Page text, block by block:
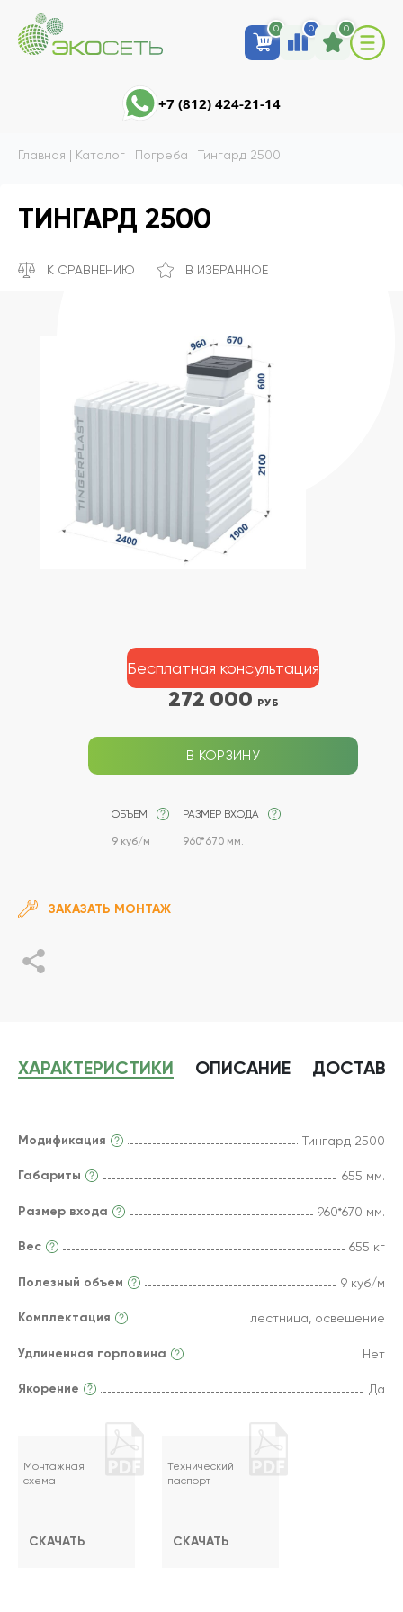
0 0 0
+7 (812) 424-21-14
Главная | Каталог | Погреба | Тингард 2500
ТИНГАРД 2500
К СРАВНЕНИЮ В ИЗБРАННОЕ
272 000 РУБ
В КОРЗИНУ
Бесплатная консультация
ОБЪЕМ
9 куб/м
РАЗМЕР ВХОДА
960*670 мм.
ЗАКАЗАТЬ МОНТАЖ
ХАРАКТЕРИСТИКИ ОПИСАНИЕ
Модификация Тингард 2500
Габариты 655 мм.
Размер входа 960*670 мм.
Вес 655 кг
Полезный объем 9 куб/м
Комплектация лестница, освещение
Удлиненная горловина Нет
Якорение Да
Монтажная
схема
СКАЧАТЬ
Технический
паспорт
СКАЧАТЬ